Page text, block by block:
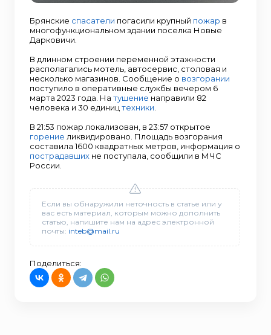
Брянские спасатели погасили крупный пожар в
многофункциональном здании поселка Новые
Дарковичи.
В длинном строении переменной этажности
располагались мотель, автосервис, столовая и
несколько магазинов. Сообщение о возгорании
поступило в оперативные службы вечером 6
марта 2023 года. На тушение направили 82
человека и 30 единиц техники
В 21:53 пожар локализован, в 23:57 открытое
горение ликвидировано. Площадь возгорания
составила 1600 квадратных метров, информация о
пострадавших не поступала, сообщили в МЧС
России.
Если вы обнаружили неточность в статье или у
вас есть материал, которым можно дополнить
статью, напишите нам на адрес электронной
почты: inteb@mail.ru
Поделиться: